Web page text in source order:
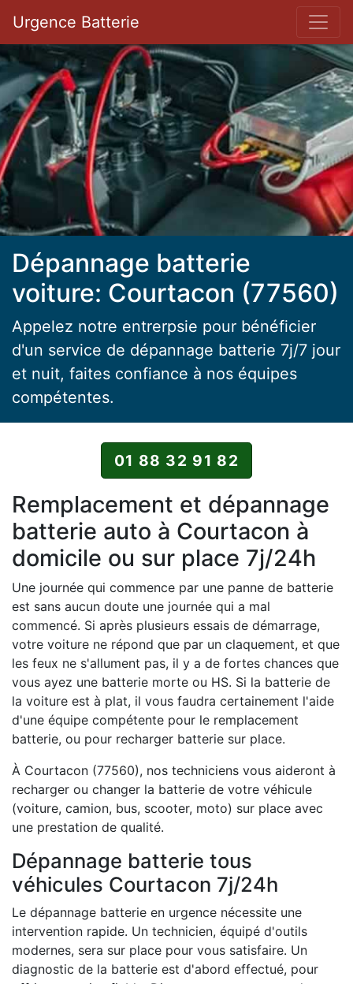
Urgence Batterie Bar
Dépannage batterie
voiture: Courtacon (77560)
Appelez notre entrerpsie pour bénéficier
d'un service de dépannage batterie 7j/7 jour
et nuit, faites confiance à nos équipes
compétentes.
01 88 32 91 82
Remplacement et dépannage
batterie auto à Courtacon à
domicile ou sur place 7j/24h
Une journée qui commence par une panne de batterie
est sans aucun doute une journée qui a mal
commencé. Si après plusieurs essais de démarrage,
votre voiture ne répond que par un claquement, et que
les feux ne s'allument pas, il y a de fortes chances que
vous ayez une batterie morte ou HS. Si la batterie de
la voiture est à plat, il vous faudra certainement l'aide
d'une équipe compétente pour le remplacement
batterie, ou pour recharger batterie sur place.
À Courtacon (77560), nos techniciens vous aideront à
recharger ou changer la batterie de votre véhicule
(voiture, camion, bus, scooter, moto) sur place avec
une prestation de qualité.
Dépannage batterie tous
véhicules Courtacon 7j/24h
Le dépannage batterie en urgence nécessite une
intervention rapide. Un technicien, équipé d'outils
modernes, sera sur place pour vous satisfaire. Un
diagnostic de la batterie est d'abord effectué, pour